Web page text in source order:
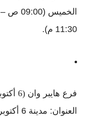
11:30 م).
فرع هايبر وان (6 أكتوبر)
العنوان: مدينة 6 أكتوبر – هايبر وان مول – الجيزة.